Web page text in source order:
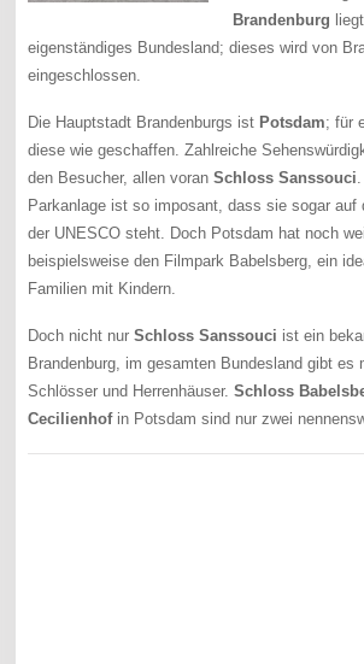
Brandenburg
eigenständiges Bundesland; dieses wird von
eingeschlossen.
Die Hauptstadt Brandenburgs ist Potsdam; für
diese wie geschaffen. Zahlreiche
den Besucher, allen voranSchloss Sanssouci
Parkanlage ist so imposant, dass sie sogar auf
der UNESCO steht. Doch Potsdam hat noch
beispielsweise den Filmpark Babelsberg, ein
Familien mit Kindern.
Doch nicht nurSchloss Sanssouci ist ein
Brandenburg, im gesamten Bundesland gibt es
Schlösser und Herrenhäuser.Schloss
Cecilienhofin Potsdam sind nur zwei